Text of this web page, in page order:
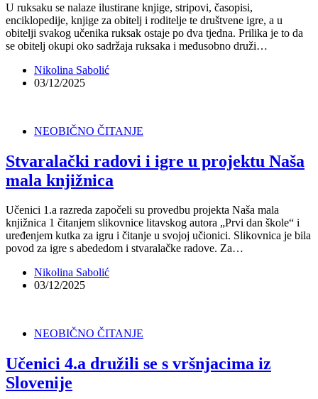
U ruksaku se nalaze ilustirane knjige, stripovi, časopisi,
enciklopedije, knjige za obitelj i roditelje te društvene igre, a u
obitelji svakog učenika ruksak ostaje po dva tjedna. Prilika je to da
se obitelj okupi oko sadržaja ruksaka i međusobno druži…
Nikolina Sabolić
03/12/2025
NEOBIČNO ČITANJE
Stvaralački radovi i igre u projektu Naša
mala knjižnica
Učenici 1.a razreda započeli su provedbu projekta Naša mala
knjižnica 1 čitanjem slikovnice litavskog autora „Prvi dan škole“ i
uređenjem kutka za igru i čitanje u svojoj učionici. Slikovnica je bila
povod za igre s abededom i stvaralačke radove. Za…
Nikolina Sabolić
03/12/2025
NEOBIČNO ČITANJE
Učenici 4.a družili se s vršnjacima iz
Slovenije